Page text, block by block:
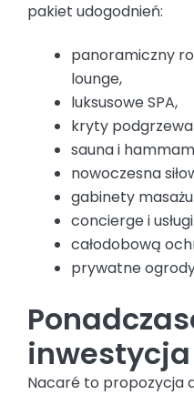
pakiet udogodnień:
panoramiczny
lounge,
luksusowe SPA,
kryty
sauna i
nowoczesna
gabinety
concierge i
całodobową
prywatne
inwestycja
Nacaré to propozycja